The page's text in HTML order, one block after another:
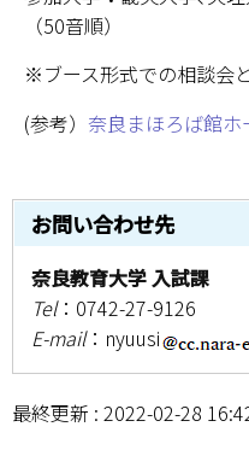
図書館
教育資料館
ESD・SDGsセン
自然環境教育セ
理数教育研究セ
特別支援教育研
Nara ISC/ 国際戦
（50音順）
※ブース形式での相談会
(参考） 奈良まほろば館ホ
お問い合わせ先
奈良教育大学 入試課
Tel：0742-27-9126
E-mail：nyuusi
最終更新 : 2022-02-28